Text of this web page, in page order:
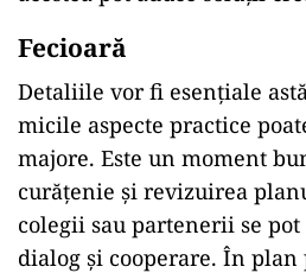
Fecioară
Detaliile vor fi esențiale
micile aspecte practice
majore. Este un moment
curățenie și revizuirea
colegii sau partenerii se
dialog și cooperare. În